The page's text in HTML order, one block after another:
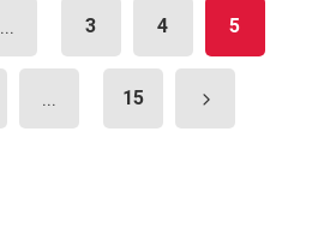
... 3 4 5
... 15